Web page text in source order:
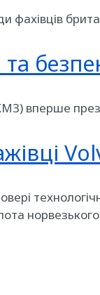
фахівців
вперше